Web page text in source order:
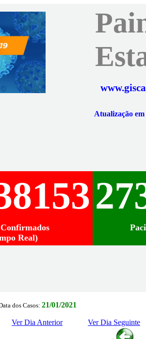
Atualização
Confirmados
Real)
dos Casos: 21/01/2021
Ver Dia Anterior Ver Dia Seguinte